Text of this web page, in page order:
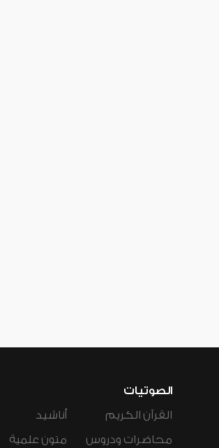
الصوتيات
القرآن الكريم
محاضرات ودروس
أناشيد
متون علمية